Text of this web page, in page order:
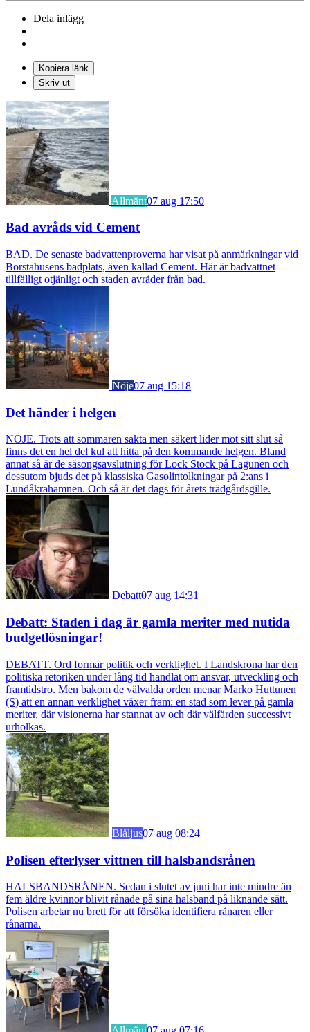
Dela inlägg
Kopiera länk
Skriv ut
Allmänt07 aug 17:50
Bad avråds vid Cement
BAD. De senaste badvattenproverna har visat på anmärkningar vid
Borstahusens badplats, även kallad Cement. Här är badvattnet
tillfälligt otjänligt och staden avråder från bad.
Nöje07 aug 15:18
Det händer i helgen
NÖJE. Trots att sommaren sakta men säkert lider mot sitt slut så
finns det en hel del kul att hitta på den kommande helgen. Bland
annat så är de säsongsavslutning för Lock Stock på Lagunen och
dessutom bjuds det på klassiska Gasolintolkningar på 2:ans i
Lundåkrahamnen. Och så är det dags för årets trädgårdsgille.
Debatt07 aug 14:31
Debatt: Staden i dag är gamla meriter med nutida
budgetlösningar!
DEBATT. Ord formar politik och verklighet. I Landskrona har den
politiska retoriken under lång tid handlat om ansvar, utveckling och
framtidstro. Men bakom de välvalda orden menar Marko Huttunen
(S) att en annan verklighet växer fram: en stad som lever på gamla
meriter, där visionerna har stannat av och där välfärden successivt
urholkas.
Blåljus07 aug 08:24
Polisen efterlyser vittnen till halsbandsrånen
HALSBANDSRÅNEN. Sedan i slutet av juni har inte mindre än
fem äldre kvinnor blivit rånade på sina halsband på liknande sätt.
Polisen arbetar nu brett för att försöka identifiera rånaren eller
rånarna.